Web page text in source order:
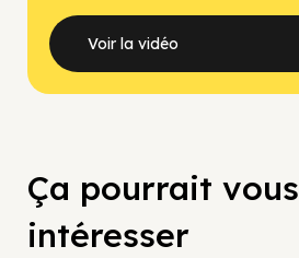
Voir la vidéo
Ça pourrait vous
intéresser